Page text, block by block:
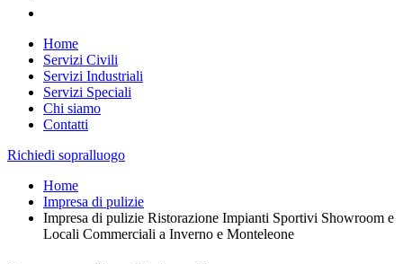
Home
Servizi Civili
Servizi Industriali
Servizi Speciali
Chi siamo
Contatti
Richiedi sopralluogo
Home
Impresa di pulizie
Impresa di pulizie Ristorazione Impianti Sportivi Showroom e
Locali Commerciali a Inverno e Monteleone